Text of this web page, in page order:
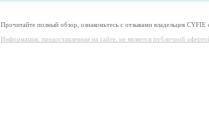
Прочитайте полный обзор, ознакомьтесь с отзывами владельцев
Информация, предоставленная на сайте, не является публичной